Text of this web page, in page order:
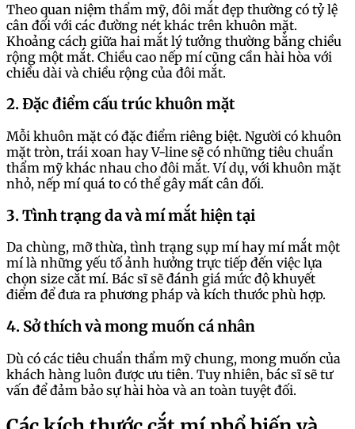
Theo quan niệm thẩm mỹ, đôi mắt đẹp thường có tỷ lệ
cân đối với các đường nét khác trên khuôn mặt.
Khoảng cách giữa hai mắt lý tưởng thường bằng chiều
rộng một mắt. Chiều cao nếp mí cũng cần hài hòa với
chiều dài và chiều rộng của đôi mắt.
2. Đặc điểm cấu trúc khuôn mặt
Mỗi khuôn mặt có đặc điểm riêng biệt. Người có khuôn
mặt tròn, trái xoan hay V-line sẽ có những tiêu chuẩn
thẩm mỹ khác nhau cho đôi mắt. Ví dụ, với khuôn mặt
nhỏ, nếp mí quá to có thể gây mất cân đối.
3. Tình trạng da và mí mắt hiện tại
Da chùng, mỡ thừa, tình trạng sụp mí hay mí mắt một
mí là những yếu tố ảnh hưởng trực tiếp đến việc lựa
chọn size cắt mí. Bác sĩ sẽ đánh giá mức độ khuyết
điểm để đưa ra phương pháp và kích thước phù hợp.
4. Sở thích và mong muốn cá nhân
Dù có các tiêu chuẩn thẩm mỹ chung, mong muốn của
khách hàng luôn được ưu tiên. Tuy nhiên, bác sĩ sẽ tư
vấn để đảm bảo sự hài hòa và an toàn tuyệt đối.